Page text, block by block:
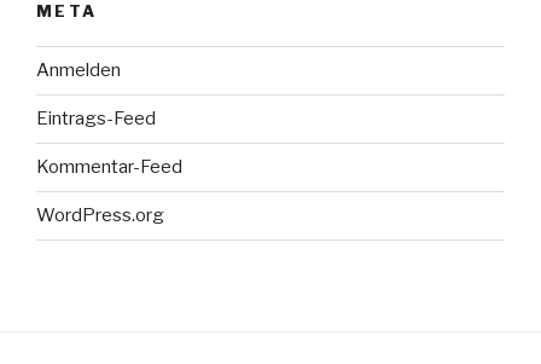
META
Anmelden
Eintrags-Feed
Kommentar-Feed
WordPress.org